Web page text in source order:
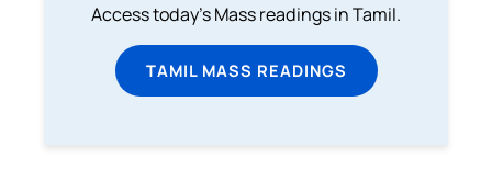
Access today's Mass readings in Tamil.
TAMIL MASS READINGS